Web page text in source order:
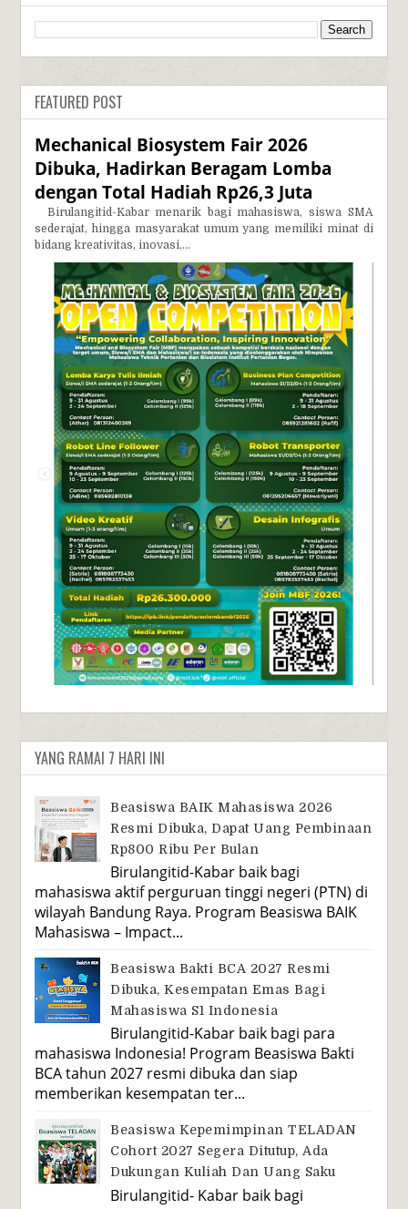
FEATURED POST
Mechanical Biosystem Fair 2026
Dibuka, Hadirkan Beragam Lomba
dengan Total Hadiah Rp26,3 Juta
Birulangitid-Kabar menarik bagi mahasiswa, siswa SMA
sederajat, hingga masyarakat umum yang memiliki minat di
bidang kreativitas, inovasi,...
YANG RAMAI 7 HARI INI
Beasiswa BAIK Mahasiswa 2026
Resmi Dibuka, Dapat Uang Pembinaan
Rp800 Ribu Per Bulan
Birulangitid-Kabar baik bagi
mahasiswa aktif perguruan tinggi negeri (PTN) di
wilayah Bandung Raya. Program Beasiswa BAIK
Mahasiswa – Impact...
Beasiswa Bakti BCA 2027 Resmi
Dibuka, Kesempatan Emas Bagi
Mahasiswa S1 Indonesia
Birulangitid-Kabar baik bagi para
mahasiswa Indonesia! Program Beasiswa Bakti
BCA tahun 2027 resmi dibuka dan siap
memberikan kesempatan ter...
Beasiswa Kepemimpinan TELADAN
Cohort 2027 Segera Ditutup, Ada
Dukungan Kuliah Dan Uang Saku
Birulangitid- Kabar baik bagi